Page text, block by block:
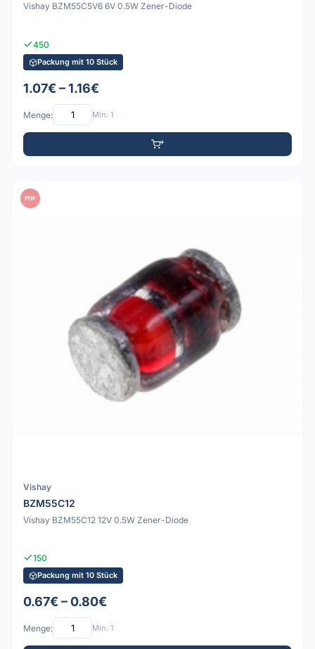
Vishay BZM55C5V6 6V 0.5W Zener-Diode
450
Packung mit 10 Stück
1.07€ – 1.16€
Menge: Min: 1
PDF
Vishay
BZM55C12
Vishay BZM55C12 12V 0.5W Zener-Diode
150
Packung mit 10 Stück
0.67€ – 0.80€
Menge: Min: 1